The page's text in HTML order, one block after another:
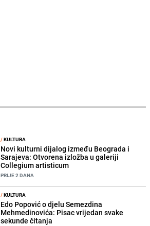
/KULTURA
Novi kulturni dijalog između Beograda i
Sarajeva: Otvorena izložba u galeriji
Collegium artisticum
PRIJE 2 DANA
/KULTURA
Edo Popović o djelu Semezdina
Mehmedinovića: Pisac vrijedan svake
sekunde čitanja